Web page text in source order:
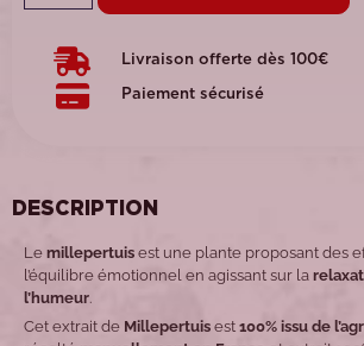
Livraison offerte dès 100€
Paiement sécurisé
DESCRIPTION
Le millepertuis est une plante proposant des
l’équilibre émotionnel en agissant sur la
l’humeur
Cet extrait de Millepertuis est 100% issu de